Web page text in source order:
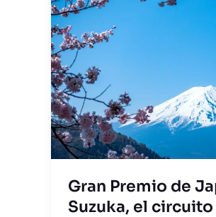
Gran Premio de
Suzuka, el